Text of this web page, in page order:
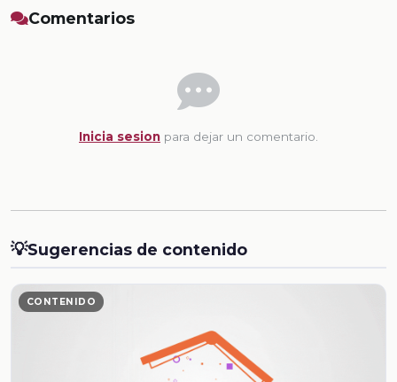
Comentarios
Inicia sesion para dejar un comentario.
💡Sugerencias de contenido
CONTENIDO